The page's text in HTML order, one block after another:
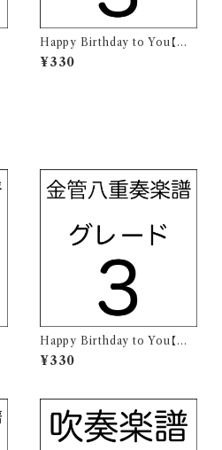
Happy Birthday to You【金
管五重奏楽譜】
¥330
Happy Birthday to You【金
管八重奏楽譜】
¥330